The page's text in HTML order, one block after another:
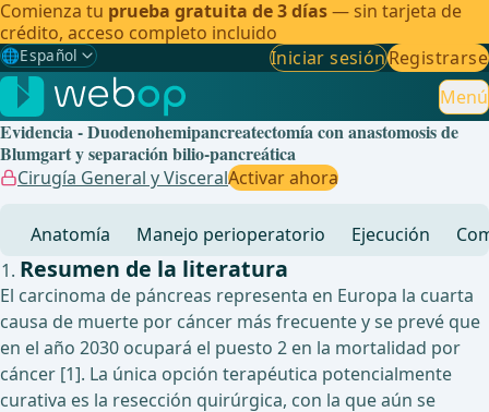
Comienza tu prueba gratuita de 3 días— sin tarjeta de
crédito, acceso completo incluido
🌐Español
Gewählte Sprache: Español
🇩🇪 Alemán
🇬🇧Inglés
🇪🇸Español ✓
🇧🇷Brasileño
Iniciar sesiónRegistrarse
Menú
Evidencia - Duodenohemipancreatectomía con anastomosis de
Blumgart y separación bilio-pancreática
Cirugía General y VisceralActivar ahora
Anatomía Manejo perioperatorio Ejecución
Resumen de la literatura
El carcinoma de páncreas representa en Europa la cuarta
causa de muerte por cáncer más frecuente y se prevé que
en el año 2030 ocupará el puesto 2 en la mortalidad por
cáncer [1]. La única opción terapéutica potencialmente
curativa es la resección quirúrgica, con la que aún se